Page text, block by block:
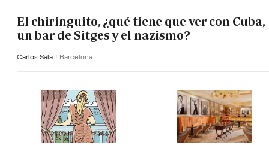
El chiringuito, ¿qué tiene que ver con Cuba,
un bar de Sitges y el nazismo?
Carlos Sala Barcelona